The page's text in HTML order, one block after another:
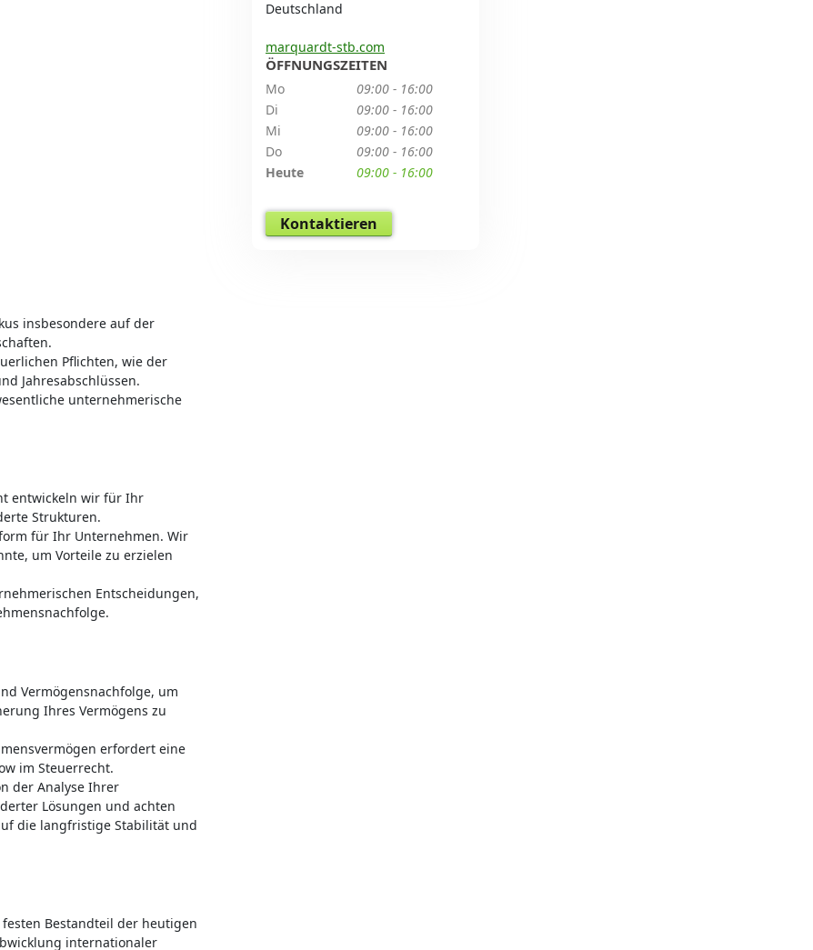
insbesondere auf der
Pflichten, wie der
Jahresabschlüssen.
unternehmerische
entwickeln wir für Ihr
Strukturen.
für Ihr Unternehmen. Wir
um Vorteile zu erzielen
Entscheidungen,
Vermögensnachfolge, um
Ihres Vermögens zu
erfordert eine
im Steuerrecht.
der Analyse Ihrer
Lösungen und achten
die langfristige Stabilität und
Bestandteil der heutigen
internationaler
Deutschland
marquardt-stb.com
ÖFFNUNGSZEITEN
Mo
09:00 - 16:00
Di
09:00 - 16:00
Mi
09:00 - 16:00
Do
09:00 - 16:00
Heute
09:00 - 16:00
Kontaktieren